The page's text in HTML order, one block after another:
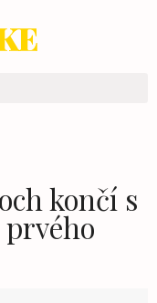
končí s